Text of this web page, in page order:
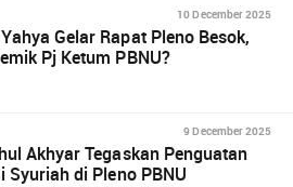
10 December 2025
Gelar Rapat Pleno Besok,
Pj Ketum PBNU?
9 December 2025
Akhyar Tegaskan Penguatan
Syuriah di Pleno PBNU